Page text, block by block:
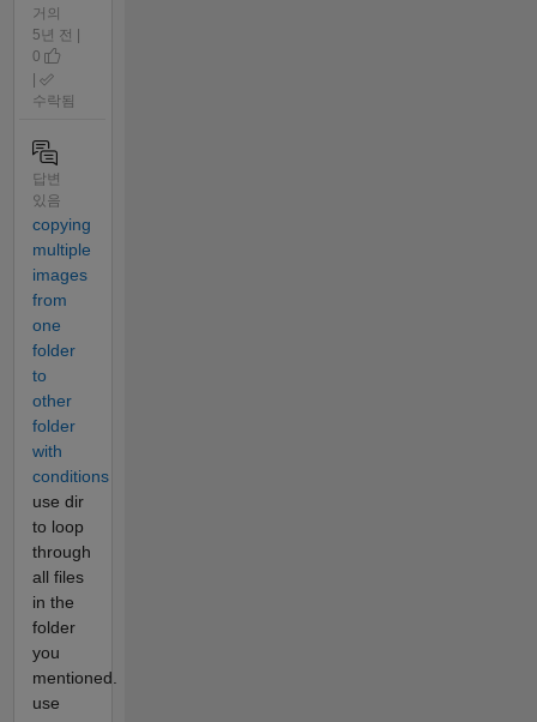
거의
5년 전 |
0
|
수락됨
답변
있음
copying
multiple
images
from
one
folder
to
other
folder
with
conditions
use dir
to loop
through
all files
in the
folder
you
mentioned.
use